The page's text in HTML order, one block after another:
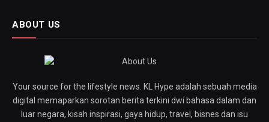
ABOUT US
Your source for the lifestyle news. KL Hype adalah sebuah media
digital memaparkan sorotan berita terkini dwi bahasa dalam dan
luar negara, kisah inspirasi, gaya hidup, travel, bisnes dan isu